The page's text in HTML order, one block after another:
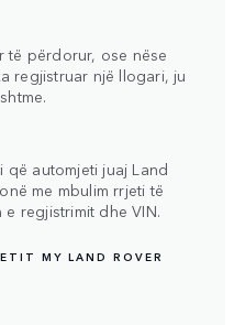
të përdorur, ose nëse
regjistruar një llogari, ju
që automjeti juaj Land
me mbulim rrjeti të
regjistrimit dhe VIN.
MY LAND ROVER